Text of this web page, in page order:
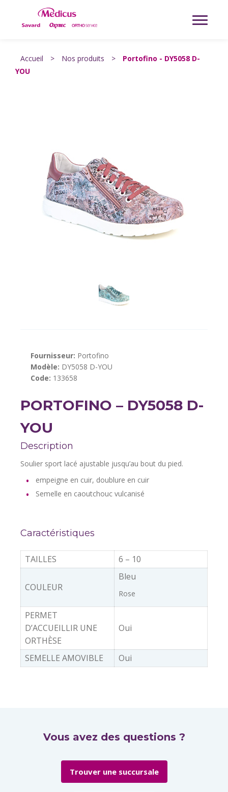
Accueil > Nos produits >
Portofino - DY5058 D-
YOU
Fournisseur: Portofino
Modèle: DY5058 D-YOU
Code: 133658
PORTOFINO – DY5058 D-
YOU
Description
Soulier sport lacé ajustable jusqu’au bout du pied.
empeigne en cuir, doublure en cuir
Semelle en caoutchouc vulcanisé
Caractéristiques
TAILLES 6 – 10
COULEUR
Bleu
Rose
PERMET
D’ACCUEILLIR UNE
ORTHÈSE
Oui
SEMELLE AMOVIBLE Oui
Vous avez des questions ?
Trouver une succursale